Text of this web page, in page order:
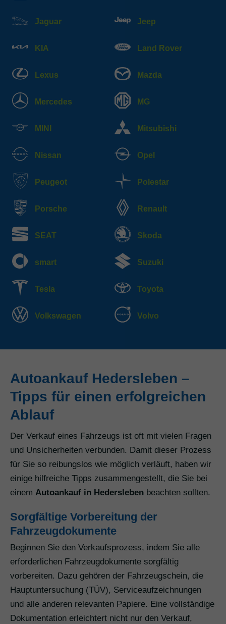
Jaguar Jeep
KIA Land Rover
Lexus Mazda
Mercedes MG
MINI Mitsubishi
Nissan Opel
Peugeot Polestar
Porsche Renault
SEAT Skoda
smart Suzuki
Tesla Toyota
Volkswagen Volvo
Autoankauf Hedersleben –
Tipps für einen erfolgreichen
Ablauf
Der Verkauf eines Fahrzeugs ist oft mit vielen Fragen
und Unsicherheiten verbunden. Damit dieser Prozess
für Sie so reibungslos wie möglich verläuft, haben wir
einige hilfreiche Tipps zusammengestellt, die Sie bei
einem Autoankauf in Hedersleben beachten sollten.
Sorgfältige Vorbereitung der
Fahrzeugdokumente
Beginnen Sie den Verkaufsprozess, indem Sie alle
erforderlichen Fahrzeugdokumente sorgfältig
vorbereiten. Dazu gehören der Fahrzeugschein, die
Hauptuntersuchung (TÜV), Serviceaufzeichnungen
und alle anderen relevanten Papiere. Eine vollständige
Dokumentation erleichtert nicht nur den Verkauf,